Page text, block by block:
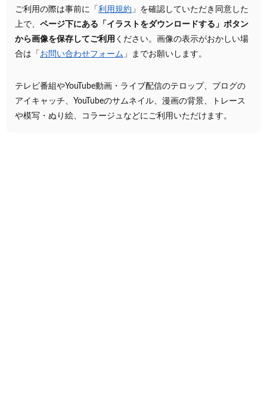
ご利用の際は事前に「 利用規約 」を確認していただき同意した
上で、 ページ下にある「イラストをダウンロードする」ボタン
から画像を保存してご利用 ください。画像の表示がおかしい場
合は「 お問い合わせフォーム 」までお願いします。
テレビ番組やYouTube動画・ライブ配信のテロップ、ブログの
アイキャッチ、YouTubeのサムネイル、漫画の背景、トレース
や模写・ぬり絵、コラージュなどにご利用いただけます。